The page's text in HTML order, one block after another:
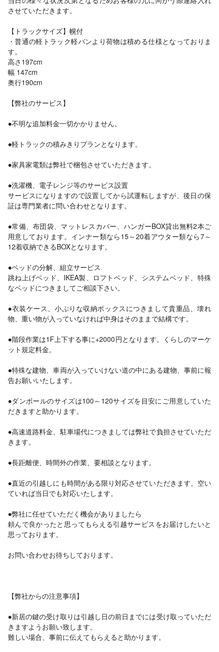
させていただきます。
【トラックサイズ】幌付
・普通の軽トラック軽バンより荷物は積める仕様となっておりま
す。
高さ197cm
幅 147cm
奥行190cm
【弊社のサービス】
●不明な追加料金一切かかりません。
●軽トラックの積みきりプランとなります。
●家具家電類は弊社で梱包させていただきます。
●洗濯機、電子レンジ等のサービス設置
サービスになりますので設置してから試運転しますが、後日の保
証は専門業者に問い合わせとなります。
●常備、布団袋、マットレスカバー、ハンガーBOX貸出無料2本ご
用意しております。インナー類なら15～20着アウター類なら7～
12着収納できるBOXとなります。
●ベッドの分解、組立サービス
跳ね上げベッド、IKEA製、ロフトベッド、システムベッド、特殊
なベッドにつきましてご相談下さい。
●衣装ケース、小ぶりな収納ボックスにつきまして貴重品、壊れ
物、重い物が入っていなければ中身はそのままで結構です。
●階段作業は1F上下する事に+2000円となります。くらしのマーケ
ット規定料金。
●特殊な建物、車両が入っていけない道の中にある建物、事前に報
告お願いいたします。
●ダンボールのサイズは100～120サイズを目安にご用意していた
だきますと助かります。
●高速道路料金、駐車場代につきましては弊社で負担させていただ
きます。
●長距離便、時間外の作業、要相談となります。
●直近の引越しにも時間がある限り対応させていただきます。空い
ていれば当日でも対応いたします。
●弊社に任せていただく機会がありましたら
頼んで良かったと思ってもらえる引越サービスをお届けしたいと
思っております。
お問い合わせお待ちしております。
【弊社からの注意事項】
●新居の鍵の受け取りは引越し日の前日までには受け取っていただ
きますようお願い致します。
難しい場合、事前に伝えてもらえると助かります。